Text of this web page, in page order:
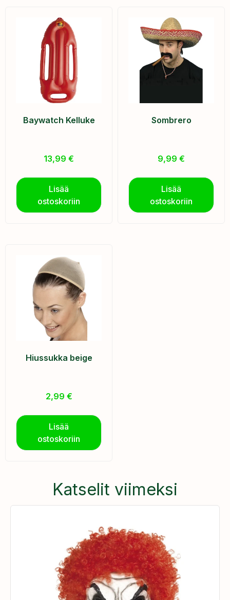
Baywatch Kelluke
13,99 €
Lisää
ostoskoriin
Sombrero
9,99 €
Lisää
ostoskoriin
Hiussukka beige
2,99 €
Lisää
ostoskoriin
Katselit viimeksi